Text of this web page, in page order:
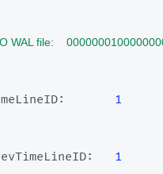
WAL file:
1
1